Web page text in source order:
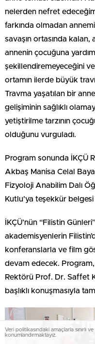
nelerden nefret
farkında olmadan
savaşın ortasında
annenin çocuğuna
şekillendiremeyeceğini
ortamın ilerde büyük
Travma yaşatılan bir
gelişiminin sağlıklı
yetiştirilme tarzının
olduğunu vurguladı.
Program sonunda İKÇÜ
Akbaş Manisa Celal
Fizyoloji Anabilim Dalı
Kutlu’ya teşekkür
İKÇÜ’nün “Filistin
akademisyenlerin
konferanslarla ve film
devam edecek.
Rektörü Prof. Dr. Saffet
başlıklı konuşmasıyla
Veri politikasındaki amaçlarla sınırlı
konumlandırmaktayız.